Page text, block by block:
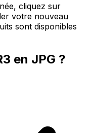
cliquez sur
votre nouveau
sont disponibles
en JPG ?